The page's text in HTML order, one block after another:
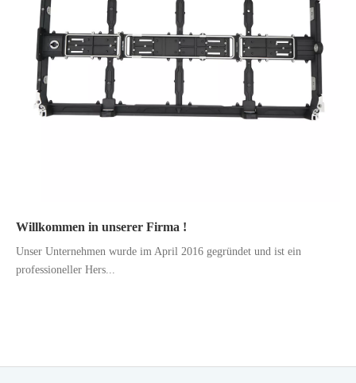
Willkommen in unserer Firma !
Unser Unternehmen wurde im April 2016 gegründet und ist ein
professioneller Hers...